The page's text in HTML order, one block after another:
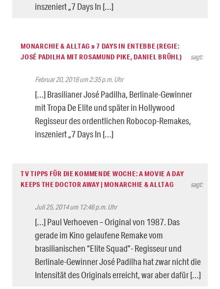
inszeniert „7 Days In […]
MONARCHIE & ALLTAG » 7 DAYS IN ENTEBBE (REGIE:
JOSÉ PADILHA MIT ROSAMUND PIKE, DANIEL BRÜHL)
sagt:
Februar 20, 2018 um 2:35 p.m. Uhr
[…] Brasilianer José Padilha, Berlinale-Gewinner
mit Tropa De Elite und später in Hollywood
Regisseur des ordentlichen Robocop-Remakes,
inszeniert „7 Days In […]
TV TIPPS FÜR DIE KOMMENDE WOCHE: A MOVIE A DAY
KEEPS THE DOCTOR AWAY | MONARCHIE & ALLTAG
sagt:
Juli 25, 2014 um 12:46 p.m. Uhr
[…] Paul Verhoeven – Original von 1987. Das
gerade im Kino gelaufene Remake vom
brasilianischen “Elite Squad”- Regisseur und
Berlinale-Gewinner José Padilha hat zwar nicht die
Intensität des Originals erreicht, war aber dafür […]